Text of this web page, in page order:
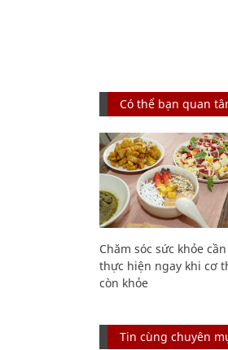
Có thể bạn quan
Chăm sóc sức khỏe cần
thực hiện ngay khi cơ
còn khỏe
Tin cùng chuyên